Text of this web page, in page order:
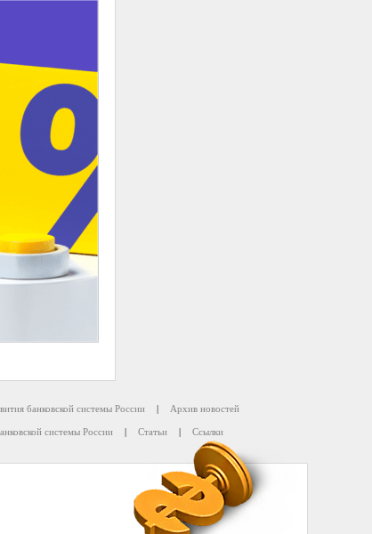
банковской системы России | Архив новостей
системы России | Статьи | Ссылки